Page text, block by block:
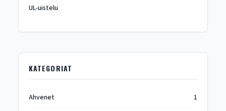
UL-uistelu
KATEGORIAT
Ahvenet 1